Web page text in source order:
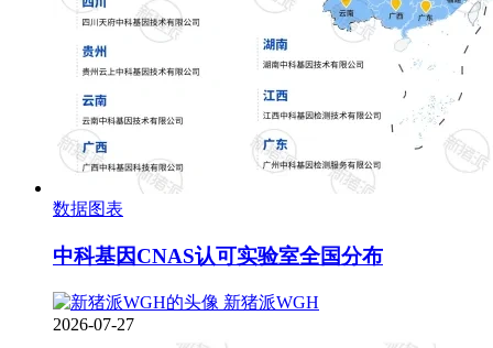
数据图表
中科基因CNAS认可实验室全国分布
新猪派WGH
2026-07-27